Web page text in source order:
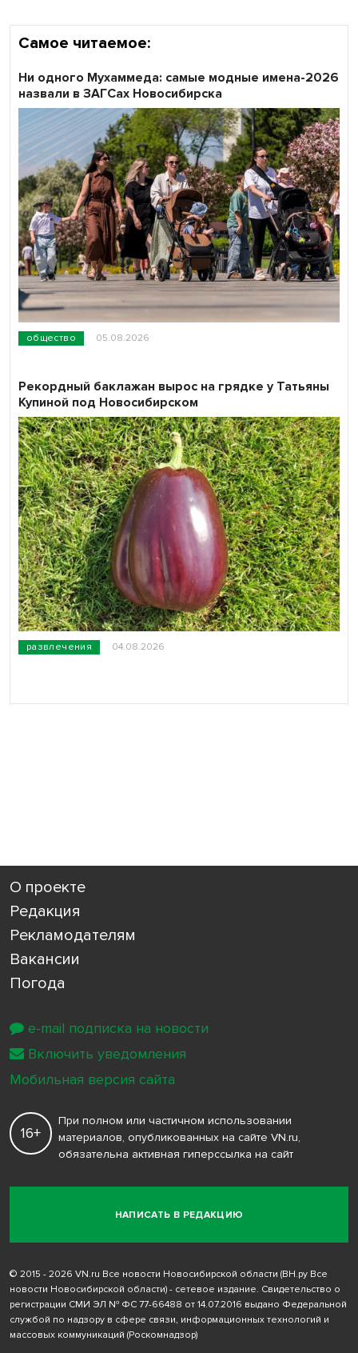
Самое читаемое:
общество 05.08.2026
Ни одного Мухаммеда: самые модные имена-2026
назвали в ЗАГСах Новосибирска
развлечения 04.08.2026
Рекордный баклажан вырос на грядке у Татьяны
Купиной под Новосибирском
О проекте
Редакция
Рекламодателям
Вакансии
Погода
НАПИСАТЬ В РЕДАКЦИЮ
16+
При полном или частичном использовании
материалов, опубликованных на сайте VN.ru,
обязательна активная гиперссылка на сайт
© 2015 - 2026 VN.ru Все новости Новосибирской области (ВН.ру Все
новости Новосибирской области) - сетевое издание. Свидетельство о
регистрации СМИ ЭЛ № ФС 77-66488 от 14.07.2016 выдано Федеральной
службой по надзору в сфере связи, информационных технологий и
массовых коммуникаций (Роскомнадзор)
e-mail подписка на новости
Включить уведомления
Мобильная версия сайта